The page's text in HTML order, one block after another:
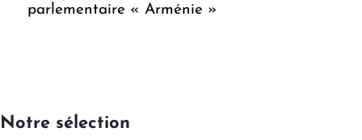
parlementaire « Arménie »
Notre sélection